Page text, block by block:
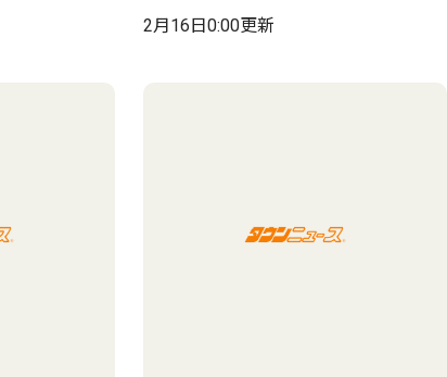
2月16日0:00更新